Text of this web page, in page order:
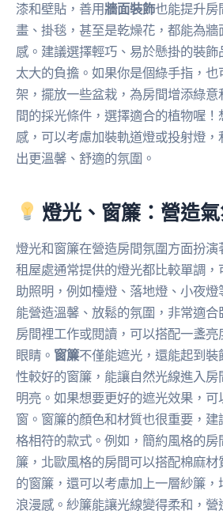
漆和壁貼，善用牆面裝飾也能提升房
畫、掛毯，甚至是乾燥花，都能為牆
感。建議選擇輕巧、易於懸掛的裝
太大的負擔。如果你是個綠手指，也
架，擺放一些盆栽，為房間增添綠
間的採光條件，選擇適合的植物喔
感，可以考慮加裝軌道燈或投射燈
出更溫馨、舒適的氛圍。
燈光、窗簾：營造
燈光和窗簾在營造房間氛圍方面扮演
租屋處通常提供的燈光都比較單調
助照明，例如檯燈、落地燈、小夜
能營造溫馨、放鬆的氛圍，非常適
房間裡工作或閱讀，可以搭配一盞
眼睛。 窗簾不僅能遮光，還能起到
性較好的窗簾，能讓自然光線進入
明亮。如果想要更好的遮光效果，
窗。窗簾的顏色和材質也很重要，
格相符的款式。例如，簡約風格的
簾，北歐風格的房間可以搭配棉麻
的窗簾，還可以考慮加上一層紗簾
浪漫感。紗簾能讓光線變得柔和，營